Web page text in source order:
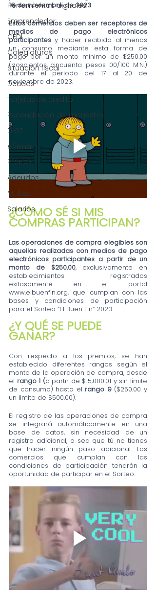
Herramientas digitales
Emprendedor
CFDI
Colegiaturas
Situación fiscal
Deudas
Tarjetas de crédito
Recaudación de impuestos
DIOT
e.firma
RESICO
Adeudos
Multas
Salarios
16 de noviembre de 2023.
Estos comercios deben ser receptores de
medios de pago electrónicos
participantes y haber recibido al menos
un consumo mediante esta forma de
pago por un monto mínimo de $250.00
(doscientos cincuenta pesos 00/100 M.N.)
durante el periodo del 17 al 20 de
noviembre de 2023.
¿CÓMO SÉ SI MIS
COMPRAS PARTICIPAN?
Las operaciones de compra elegibles son
aquellas realizadas con medios de pago
electrónicos participantes a partir de un
monto de $250.00, exclusivamente en
establecimientos registrados
exitosamente en el portal
www.elbuenfin.org, que cumplan con las
bases y condiciones de participación
para el Sorteo “El Buen Fin” 2023.
¿Y QUÉ SE PUEDE
GANAR?
Con respecto a los premios, se han
establecido diferentes rangos según el
monto de la operación de compra, desde
el rango 1 (a partir de $15,000.01 y sin límite
de consumo) hasta el rango 9 ($250.00 y
un límite de $500.00).
El registro de las operaciones de compra
se integrará automáticamente en una
base de datos, sin necesidad de un
registro adicional, o sea que tú no tienes
que hacer ningún paso adicional. Los
comercios que cumplan con las
condiciones de participación tendrán la
oportunidad de participar en el Sorteo.